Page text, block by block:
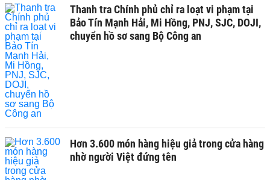
Thanh tra Chính phủ chỉ ra loạt vi phạm tại
Bảo Tín Mạnh Hải, Mi Hồng, PNJ, SJC, DOJI,
chuyển hồ sơ sang Bộ Công an
Hơn 3.600 món hàng hiệu giả trong cửa hàng
nhờ người Việt đứng tên